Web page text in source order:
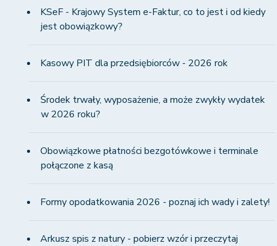
KSeF - Krajowy System e-Faktur, co to jest i od kiedy
jest obowiązkowy?
Kasowy PIT dla przedsiębiorców - 2026 rok
Środek trwały, wyposażenie, a może zwykły wydatek
w 2026 roku?
Obowiązkowe płatności bezgotówkowe i terminale
połączone z kasą
Formy opodatkowania 2026 - poznaj ich wady i zalety!
Arkusz spis z natury - pobierz wzór i przeczytaj